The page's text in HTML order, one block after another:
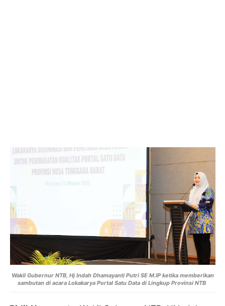
Wakil Gubernur NTB, Hj Indah Dhamayanti Putri SE M.IP ketika memberikan
sambutan di acara Lokakarya Portal Satu Data di Lingkup Provinsi NTB